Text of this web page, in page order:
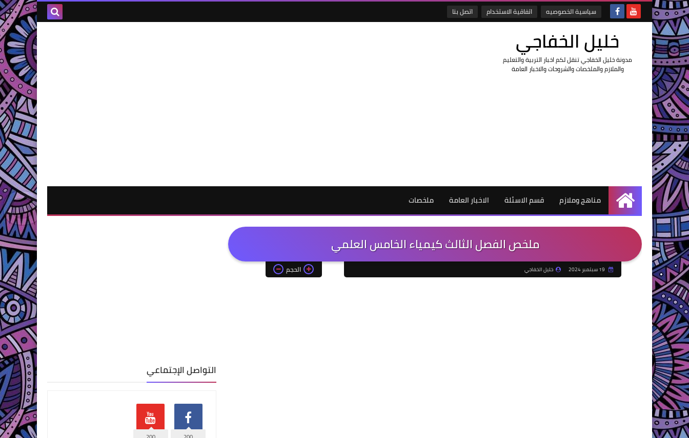
سياسية الخصوصيه اتفاقية الاستخدام اتصل بنا
خليل الخفاجي
مدونة خليل الخفاجي تنقل لكم اخبار التربية والتعليم
والملازم والملخصات والشروحات والاخبار العامة
الرئيسية
مناهج وملازم قسم الاسئلة الاخبار العامة ملخصات
ملخص الفصل الثالث كيمياء الخامس العلمي
خليل الخفاجي الحجم
التواصل الإجتماعي